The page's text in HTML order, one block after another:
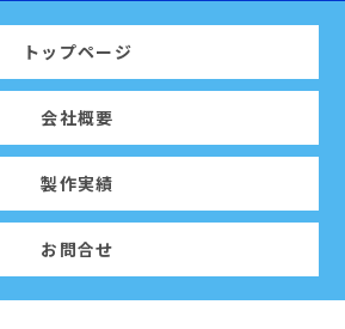
トップページ
会社概要
製作実績
お問合せ